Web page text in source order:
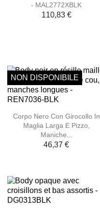
- MAL2772XBLK
110,83 €
Corpo Nero Con Girocollo In
Maglia Larga E Pizzo,
Maniche...
46,37 €
NON DISPONIBILE